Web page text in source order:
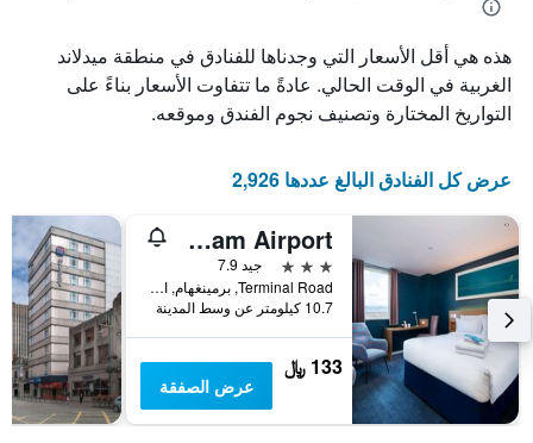
هذه هي أقل الأسعار التي وجدناها للفنادق في منطقة ميدلاند
الغربية في الوقت الحالي. عادةً ما تتفاوت الأسعار بناءً على
التواريخ المختارة وتصنيف نجوم الفندق وموقعه.
عرض كل الفنادق البالغ عددها 2,926
Travelodge Birmingham Airport
3 نجوم
جيد 7.9
Terminal Road, برمينغهام, المملكة المتحدة
10.7 كيلومتر عن وسط المدينة
133 ﷼
عرض الصفقة